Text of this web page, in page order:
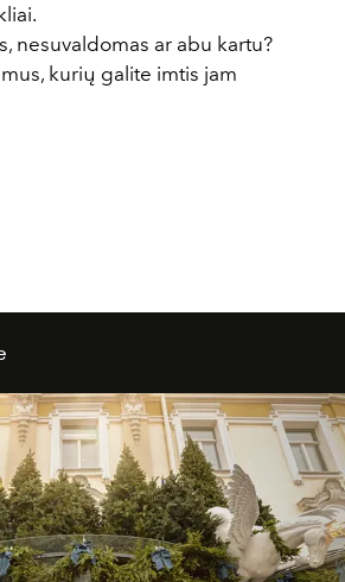
nesuvaldomas ar abu kartu?
kurių galite imtis jam